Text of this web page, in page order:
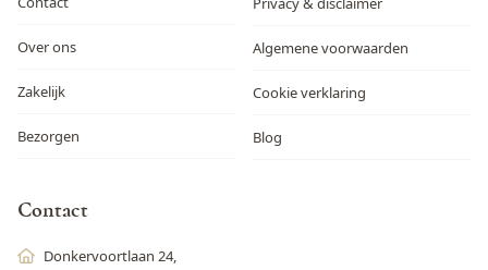
Over ons
Zakelijk
Bezorgen
Algemene voorwaarden
Cookie verklaring
Blog
Contact
Donkervoortlaan 24,